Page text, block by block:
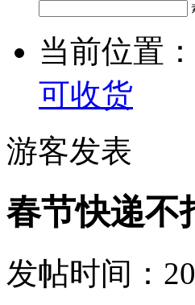
当前位置：
可收货
游客发表
春节快递不
发帖时间：